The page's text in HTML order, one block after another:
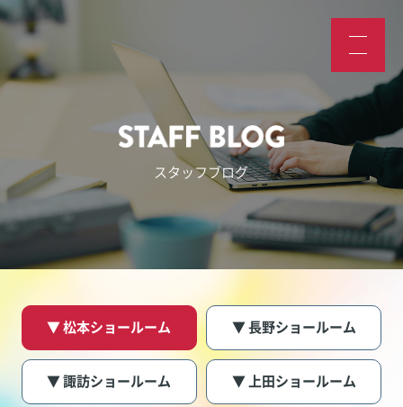
スタッフブログ
▼ 松本ショールーム ▼ 長野ショールーム
▼ 諏訪ショールーム ▼ 上田ショールーム